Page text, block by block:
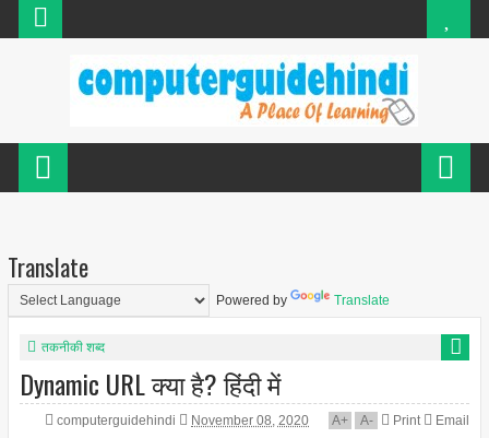
Translate
Powered by Translate
तकनीकी शब्द
Dynamic URL क्या है? हिंदी में
computerguidehindi November 08, 2020 A+ A- Print Email